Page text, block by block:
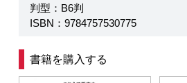
判型：B6判
ISBN：9784757530775
書籍を購入する